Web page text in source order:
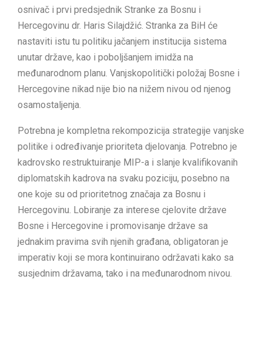
osnivač i prvi predsjednik Stranke za Bosnu i
Hercegovinu dr. Haris Silajdžić. Stranka za BiH će
nastaviti istu tu politiku jačanjem institucija sistema
unutar države, kao i poboljšanjem imidža na
međunarodnom planu. Vanjskopolitički položaj Bosne i
Hercegovine nikad nije bio na nižem nivou od njenog
osamostaljenja.
Potrebna je kompletna rekompozicija strategije vanjske
politike i određivanje prioriteta djelovanja. Potrebno je
kadrovsko restruktuiranje MIP-a i slanje kvalifikovanih
diplomatskih kadrova na svaku poziciju, posebno na
one koje su od prioritetnog značaja za Bosnu i
Hercegovinu. Lobiranje za interese cjelovite države
Bosne i Hercegovine i promovisanje države sa
jednakim pravima svih njenih građana, obligatoran je
imperativ koji se mora kontinuirano održavati kako sa
susjednim državama, tako i na međunarodnom nivou.